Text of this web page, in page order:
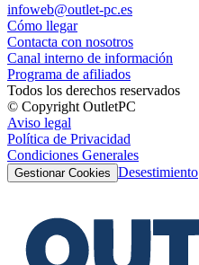
infoweb@outlet-pc.es
Cómo llegar
Contacta con nosotros
Canal interno de información
Programa de afiliados
Todos los derechos reservados
© Copyright OutletPC
Aviso legal
Política de Privacidad
Condiciones Generales
Gestionar Cookies Desestimiento